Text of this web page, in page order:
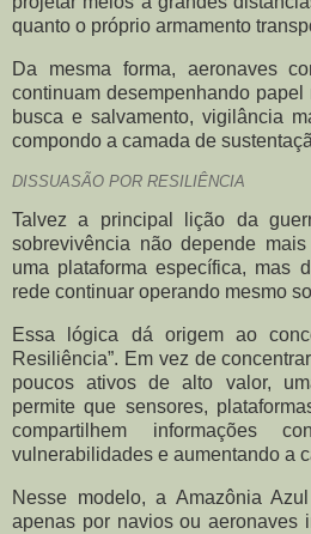
quanto o próprio armamento
Da mesma forma, aeronaves
continuam desempenhando
busca e salvamento, vigilância
compondo a camada de
DISSUASÃO POR RESILIÊNCIA
Talvez a principal lição da
sobrevivência não depende
uma plataforma específica, mas
rede continuar operando mesmo
Essa lógica dá origem ao
Resiliência”. Em vez de
poucos ativos de alto valor,
permite que sensores,
compartilhem informações
vulnerabilidades e aumentando a
Nesse modelo, a Amazônia
apenas por navios ou aeronaves